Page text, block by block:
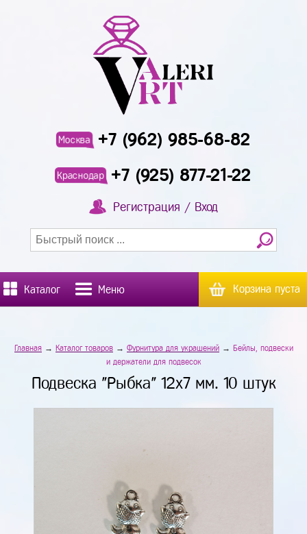
Москва +7 (962) 985-68-82
Краснодар +7 (925) 877-21-22
Регистрация / Вход
Каталог Меню Корзина пуста
Главная→ Каталог товаров→ Фурнитура для украшений→ Бейлы, подвески
и держатели для подвесок
Подвеска "Рыбка" 12х7 мм. 10 штук